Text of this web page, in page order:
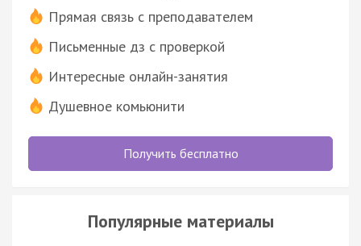
Прямая связь с преподавателем
Письменные дз с проверкой
Интересные онлайн-занятия
Душевное комьюнити
Получить бесплатно
Популярные материалы